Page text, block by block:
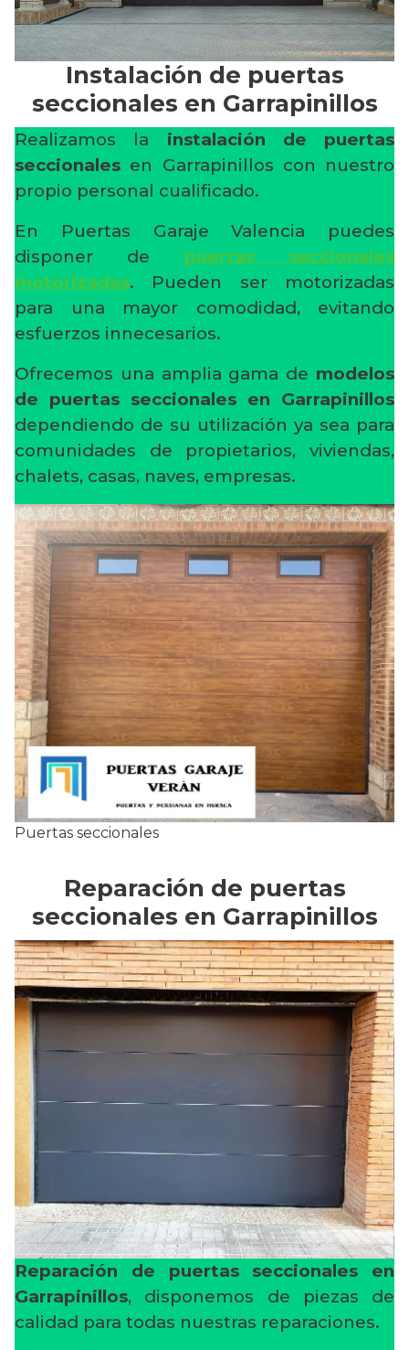
Instalación de puertas
seccionales en Garrapinillos
Realizamos la instalación de puertas
seccionales en Garrapinillos con nuestro
propio personal cualificado.
En Puertas Garaje Valencia puedes
disponer de puertas seccionales
motorizadas. Pueden ser motorizadas
para una mayor comodidad, evitando
esfuerzos innecesarios.
Ofrecemos una amplia gama de modelos
de puertas seccionales en Garrapinillos
dependiendo de su utilización ya sea para
comunidades de propietarios, viviendas,
chalets, casas, naves, empresas.
Puertas seccionales
Reparación de puertas
seccionales en Garrapinillos
Reparación de puertas seccionales en
Garrapinillos, disponemos de piezas de
calidad para todas nuestras reparaciones.